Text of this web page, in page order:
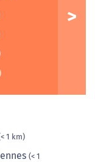
1 km)
(< 1